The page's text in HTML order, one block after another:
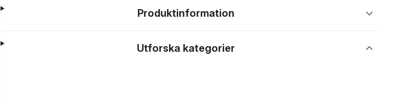
Produktinformation
Utforska kategorier